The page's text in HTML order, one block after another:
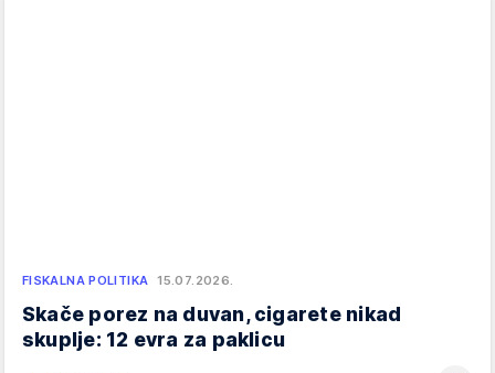
FISKALNA POLITIKA 15.07.2026.
Skače porez na duvan, cigarete nikad
skuplje: 12 evra za paklicu